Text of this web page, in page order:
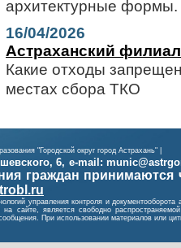
архитектурные формы.
16/04/2026
Астраханский
Какие отходы
местах сбора ТКО
"Городской округ город Астрахань" |
6, e-mail:
граждан принимаются
управления контроля и
сайте, является свободно
При использовании материалов или